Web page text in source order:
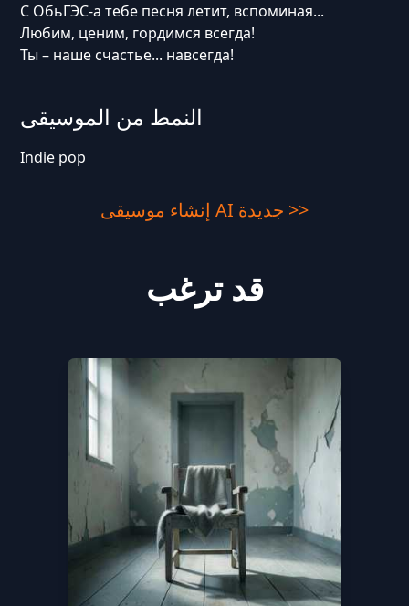
С ОбьГЭС-а тебе песня летит, вспоминая...
Любим, ценим, гордимся всегда!
Ты – наше счастье... навсегда!
النمط من الموسيقى
Indie pop
إنشاء موسيقى AI جديدة >>
قد ترغب